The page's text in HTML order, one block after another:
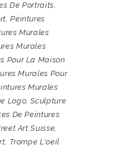
De Portraits,
,Peintures
Murales
Murales
Pour La Maison
Murales Pour
Murales
Logo, Sculpture
De Peintures
Art Suisse,
, Trompe L'oeil